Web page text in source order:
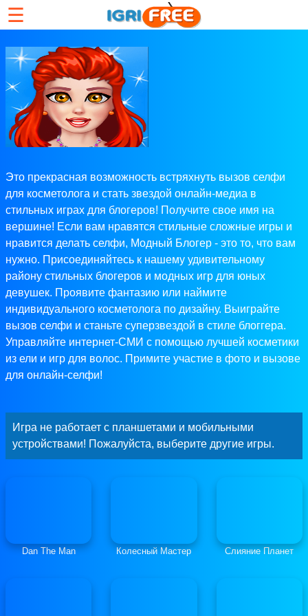
☰
Это прекрасная возможность встряхнуть вызов селфи
для косметолога и стать звездой онлайн-медиа в
стильных играх для блогеров! Получите свое имя на
вершине! Если вам нравятся стильные сложные игры и
нравится делать селфи, Модный Блогер - это то, что вам
нужно. Присоединяйтесь к нашему удивительному
району стильных блогеров и модных игр для юных
девушек. Проявите фантазию или наймите
индивидуального косметолога по дизайну. Выиграйте
вызов селфи и станьте суперзвездой в стиле блоггера.
Управляйте интернет-СМИ с помощью лучшей косметики
из ели и игр для волос. Примите участие в фото и вызове
для онлайн-селфи!
Игра не работает с планшетами и мобильными
устройствами! Пожалуйста, выберите другие игры.
Dan The Man Колесный Мастер Слияние Планет